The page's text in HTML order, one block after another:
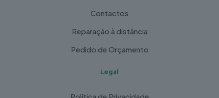
Contactos
Reparação à distância
Pedido de Orçamento
Legal